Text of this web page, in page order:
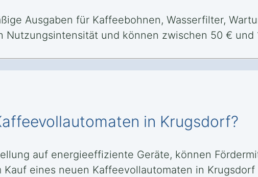
Ausgaben für Kaffeebohnen, Wasserfilter,
Nutzungsintensität und können zwischen 50 € und
in Krugsdorf?
auf energieeffiziente Geräte, können
eines neuen Kaffeevollautomaten in